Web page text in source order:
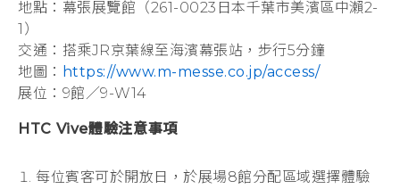
地點：幕張展覽館（261-0023日本千葉市美濱區中瀨2-
1）
交通：搭乘JR京葉線至海濱幕張站，步行5分鐘
地圖： https://www.m-messe.co.jp/access/
展位：9館／9-W14
HTC Vive體驗注意事項
每位賓客可於開放日，於展場8館分配區域選擇體驗